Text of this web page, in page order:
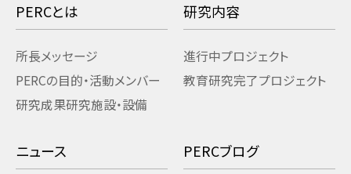
PERCとは
所長メッセージ
PERCの目的・活動メンバー
研究成果研究施設・設備
研究内容
進行中プロジェクト
教育研究完了プロジェクト
ニュース PERCブログ